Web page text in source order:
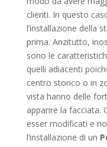
clienti. In questo
l’installazione della
prima. Anzitutto,
sono le
quelli adiacenti
centro storico o in
vista hanno delle
apparire la facciata.
esser modificati e
l’installazione di un